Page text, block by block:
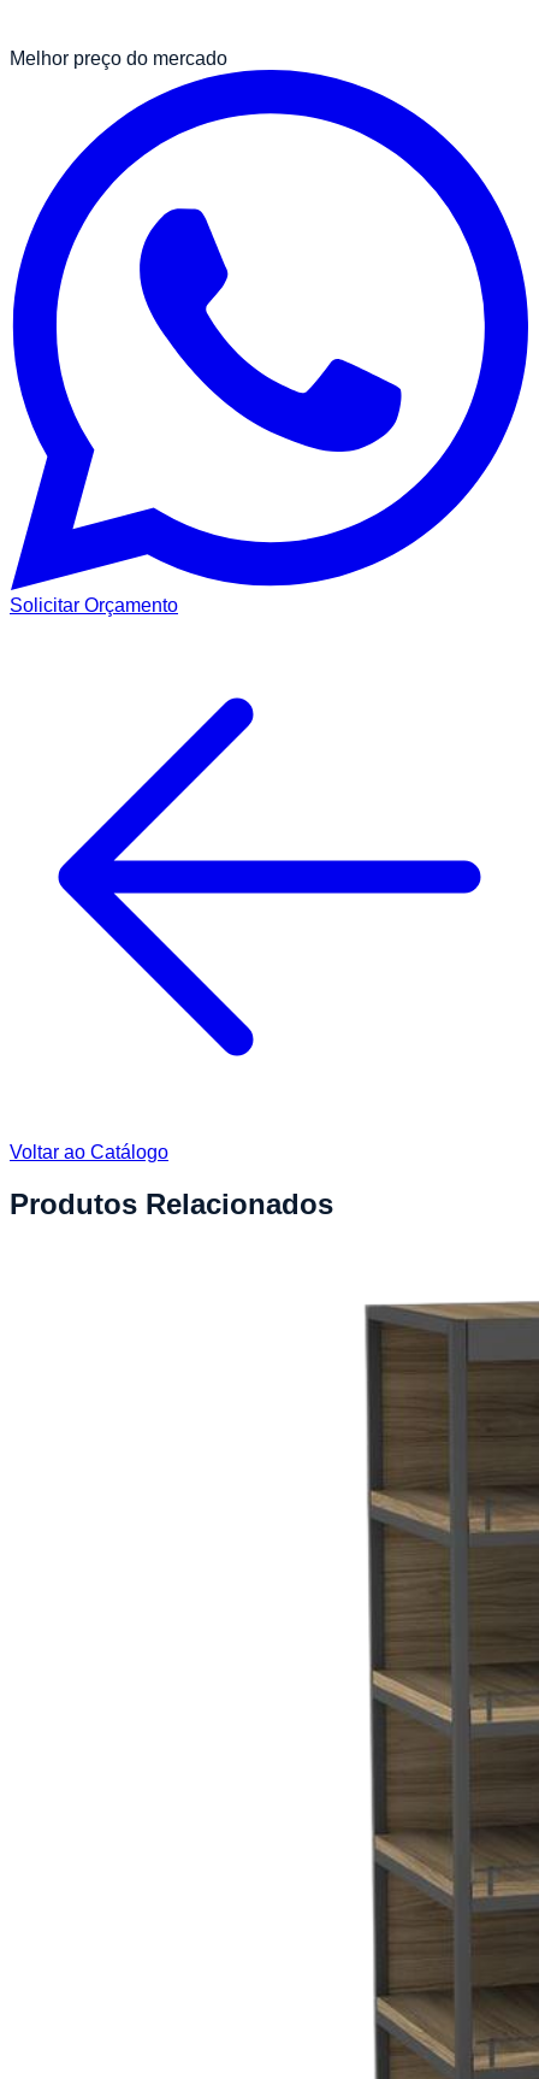
Melhor preço do mercado
Solicitar Orçamento
Voltar ao Catálogo
Produtos Relacionados